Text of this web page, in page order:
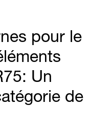
pour le
Un
de